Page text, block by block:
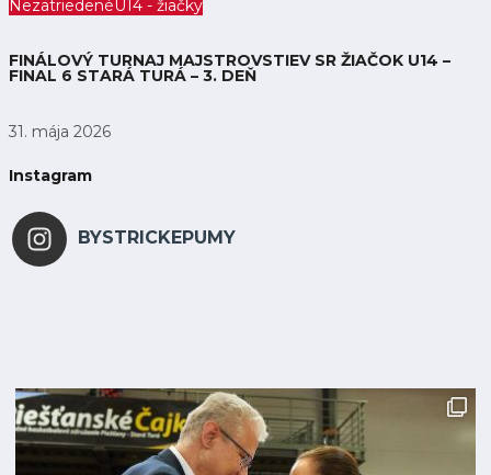
NezatriedenéU14 - žiačky
FINÁLOVÝ TURNAJ MAJSTROVSTIEV SR ŽIAČOK U14 –
FINAL 6 STARÁ TURÁ – 3. DEŇ
31. mája 2026
Instagram
BYSTRICKEPUMY